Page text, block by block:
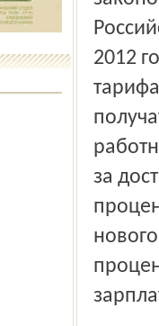
2012
за